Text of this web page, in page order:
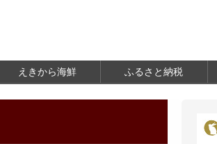
えきから海鮮 ふるさと納税